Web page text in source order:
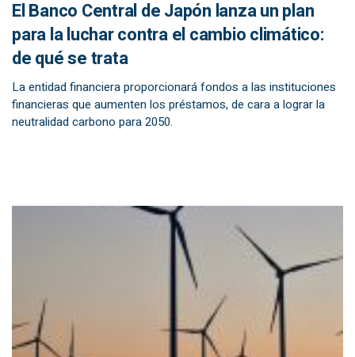
El Banco Central de Japón lanza un plan
para la luchar contra el cambio climático:
de qué se trata
La entidad financiera proporcionará fondos a las instituciones
financieras que aumenten los préstamos, de cara a lograr la
neutralidad carbono para 2050.